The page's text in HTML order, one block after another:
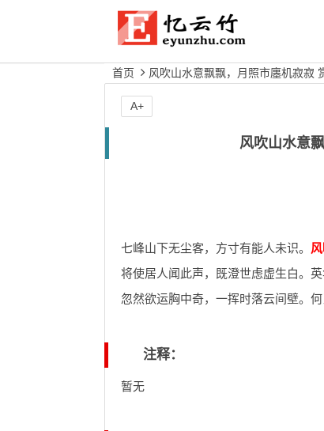
首页 风吹山水意飘飘，月照市廛机寂寂
风吹山水意
七峰山下无尘客，方寸有能人未识。
将使居人闻此声，既澄世虑虚生白。
忽然欲运胸中奇，一挥时落云间壁。
注释：
暂无
A+